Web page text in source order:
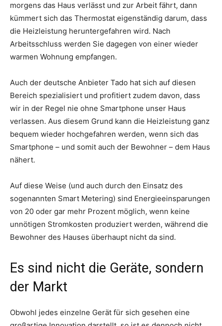
morgens das Haus verlässt und zur Arbeit fährt, dann
kümmert sich das Thermostat eigenständig darum, dass
die Heizleistung heruntergefahren wird. Nach
Arbeitsschluss werden Sie dagegen von einer wieder
warmen Wohnung empfangen.
Auch der deutsche Anbieter Tado hat sich auf diesen
Bereich spezialisiert und profitiert zudem davon, dass
wir in der Regel nie ohne Smartphone unser Haus
verlassen. Aus diesem Grund kann die Heizleistung ganz
bequem wieder hochgefahren werden, wenn sich das
Smartphone – und somit auch der Bewohner – dem Haus
nähert.
Auf diese Weise (und auch durch den Einsatz des
sogenannten Smart Metering) sind Energieeinsparungen
von 20 oder gar mehr Prozent möglich, wenn keine
unnötigen Stromkosten produziert werden, während die
Bewohner des Hauses überhaupt nicht da sind.
Es sind nicht die Geräte, sondern
der Markt
Obwohl jedes einzelne Gerät für sich gesehen eine